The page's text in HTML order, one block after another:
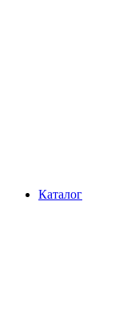
Каталог